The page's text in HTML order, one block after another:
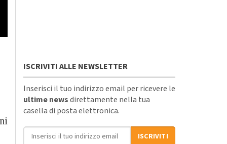
ISCRIVITI ALLE NEWSLETTER
Inserisci il tuo indirizzo email per ricevere le
ultime newsdirettamente nella tua
casella di posta elettronica.
Indirizzo email
ISCRIVITI